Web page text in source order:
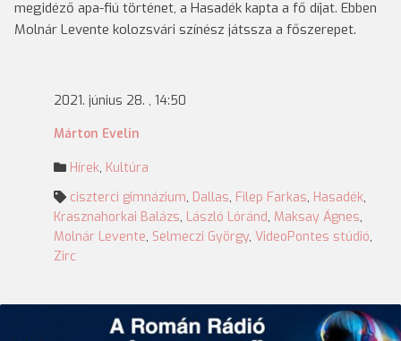
megidéző apa-fiú történet, a Hasadék kapta a fő díjat. Ebben
Molnár Levente kolozsvári színész játssza a főszerepet.
2021. június 28. , 14:50
Márton Evelin
Hírek, Kultúra
ciszterci gimnázium, Dallas, Filep Farkas, Hasadék,
Krasznahorkai Balázs, László Lóránd, Maksay Ágnes,
Molnár Levente, Selmeczi György, VideoPontes stúdió,
Zirc